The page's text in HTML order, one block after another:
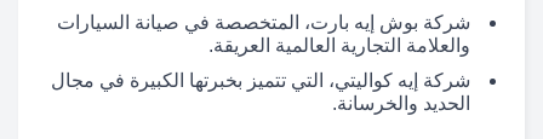
شركة بوش إيه بارت، المتخصصة في صيانة السيارات
والعلامة التجارية العالمية العريقة.
شركة إيه كواليتي، التي تتميز بخبرتها الكبيرة في مجال
الحديد والخرسانة.